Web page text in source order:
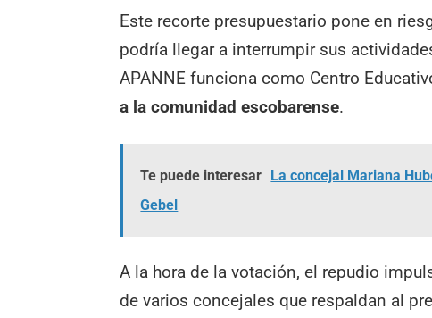
Este recorte presupuestario pone en
podría llegar a interrumpir sus
APANNE funciona como Centro
a la comunidad escobarense.
Te puede interesar La concejal Mariana
Gebel
A la hora de la votación, el repudio
de varios concejales que respaldan al